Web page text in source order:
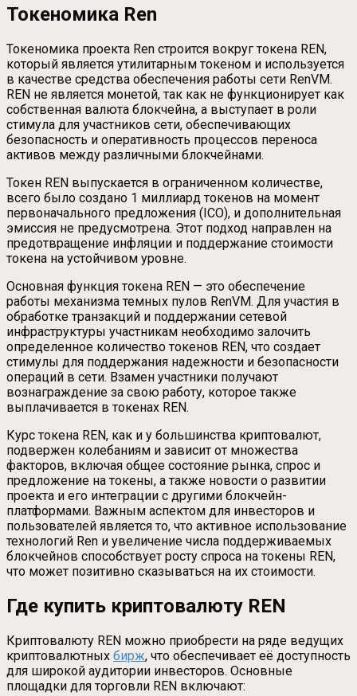
Токеномика Ren
Токеномика проекта Ren строится вокруг токена REN,
который является утилитарным токеном и используется
в качестве средства обеспечения работы сети RenVM.
REN не является монетой, так как не функционирует как
собственная валюта блокчейна, а выступает в роли
стимула для участников сети, обеспечивающих
безопасность и оперативность процессов переноса
активов между различными блокчейнами.
Токен REN выпускается в ограниченном количестве,
всего было создано 1 миллиард токенов на момент
первоначального предложения (ICO), и дополнительная
эмиссия не предусмотрена. Этот подход направлен на
предотвращение инфляции и поддержание стоимости
токена на устойчивом уровне.
Основная функция токена REN — это обеспечение
работы механизма темных пулов RenVM. Для участия в
обработке транзакций и поддержании сетевой
инфраструктуры участникам необходимо залочить
определенное количество токенов REN, что создает
стимулы для поддержания надежности и безопасности
операций в сети. Взамен участники получают
вознаграждение за свою работу, которое также
выплачивается в токенах REN.
Курс токена REN, как и у большинства криптовалют,
подвержен колебаниям и зависит от множества
факторов, включая общее состояние рынка, спрос и
предложение на токены, а также новости о развитии
проекта и его интеграции с другими блокчейн-
платформами. Важным аспектом для инвесторов и
пользователей является то, что активное использование
технологий Ren и увеличение числа поддерживаемых
блокчейнов способствует росту спроса на токены REN,
что может позитивно сказываться на их стоимости.
Где купить криптовалюту REN
Криптовалюту REN можно приобрести на ряде ведущих
криптовалютных бирж, что обеспечивает её доступность
для широкой аудитории инвесторов. Основные
площадки для торговли REN включают: